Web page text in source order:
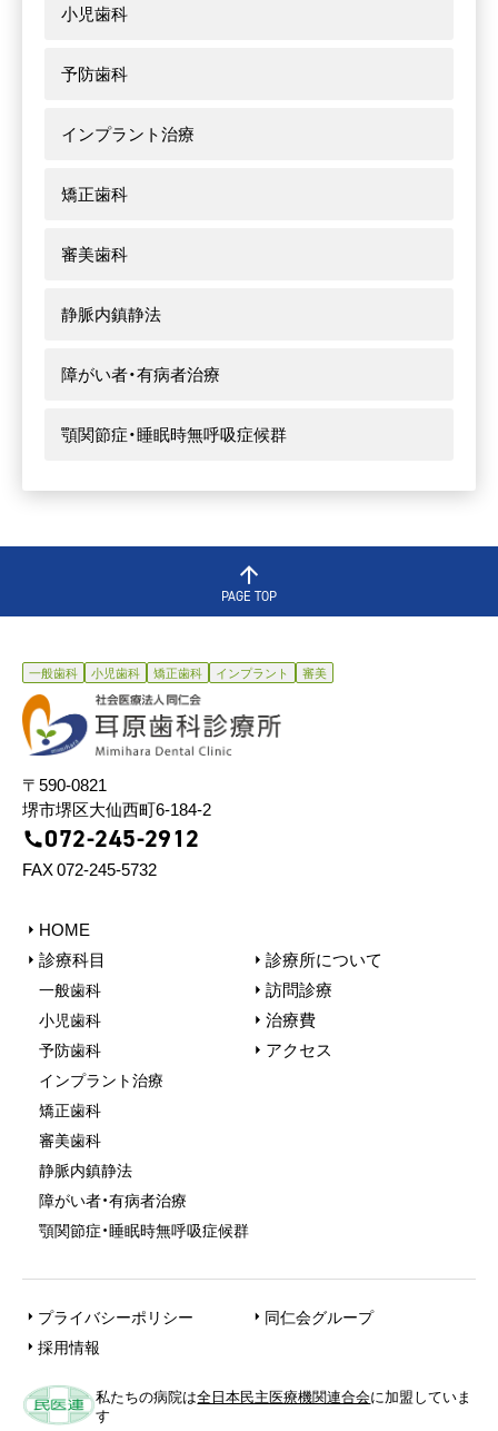
小児歯科
予防歯科
インプラント治療
矯正歯科
審美歯科
静脈内鎮静法
障がい者・有病者治療
顎関節症・睡眠時無呼吸症候群
PAGE TOP
⼀般⻭科 ⼩児⻭科 矯正⻭科 インプラント 審美
〒590-0821
堺市堺区⼤仙⻄町6-184-2
072-245-2912
FAX 072-245-5732
HOME
診療科目
一般歯科
小児歯科
予防歯科
インプラント治療
矯正歯科
審美歯科
静脈内鎮静法
障がい者・有病者治療
顎関節症・睡眠時無呼吸症候群
診療所について
訪問診療
治療費
アクセス
プライバシーポリシー
同仁会グループ
採用情報
私たちの病院は全日本民主医療機関連合会に加盟していま
す